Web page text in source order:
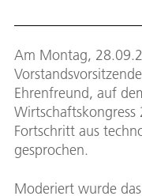
Am Montag,
Ehrenfreund, auf
Wirtschaftskongress
Fortschritt aus
gesprochen.
Moderiert wurde